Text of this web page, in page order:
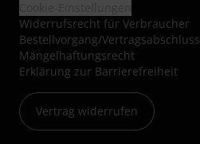
Widerrufsrecht für Verbraucher
Bestellvorgang/Vertragsabschluss
Mängelhaftungsrecht
Erklärung zur Barrierefreiheit
Vertrag widerrufen